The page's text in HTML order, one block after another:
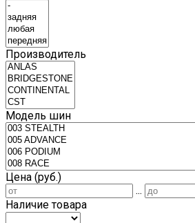
Производитель
Модель шин
Цена (руб.)
...
Наличие товара